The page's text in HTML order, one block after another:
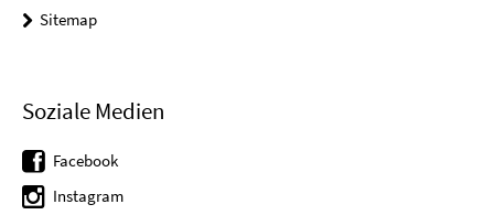
Sitemap
Soziale Medien
Facebook
Instagram